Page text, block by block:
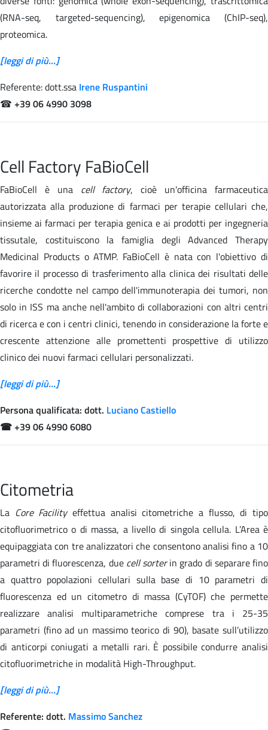
(RNA-seq, targeted-sequencing), epigenomica (ChIP-seq),
proteomica.
[leggi di più...]
Referente: dott.ssa Irene Ruspantini
☎ +39 06 4990 3098
Cell Factory FaBioCell
FaBioCell è una cell factory, cioè un'officina farmaceutica
autorizzata alla produzione di farmaci per terapie cellulari che,
insieme ai farmaci per terapia genica e ai prodotti per ingegneria
tissutale, costituiscono la famiglia degli Advanced Therapy
Medicinal Products o ATMP. FaBioCell è nata con l'obiettivo di
favorire il processo di trasferimento alla clinica dei risultati delle
ricerche condotte nel campo dell'immunoterapia dei tumori, non
solo in ISS ma anche nell'ambito di collaborazioni con altri centri
di ricerca e con i centri clinici, tenendo in considerazione la forte e
crescente attenzione alle promettenti prospettive di utilizzo
clinico dei nuovi farmaci cellulari personalizzati.
[leggi di più...]
Persona qualificata: dott. Luciano Castiello
☎+39 06 4990 6080
Citometria
La Core Facilityeffettua analisi citometriche a flusso, di tipo
citofluorimetrico o di massa, a livello di singola cellula. L’Area è
equipaggiata con tre analizzatori che consentono analisi fino a 10
parametri di fluorescenza, due cell sorterin grado di separare fino
a quattro popolazioni cellulari sulla base di 10 parametri di
fluorescenza ed un citometro di massa (CyTOF) che permette
realizzare analisi multiparametriche comprese tra i 25-35
parametri (fino ad un massimo teorico di 90), basate sull’utilizzo
di anticorpi coniugati a metalli rari. È possibile condurre analisi
citofluorimetriche in modalità High-Throughput.
[leggi di più...]
Referente: dott. Massimo Sanchez